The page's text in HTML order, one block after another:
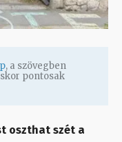
, a szövegben
pontosak
oszthat szét a